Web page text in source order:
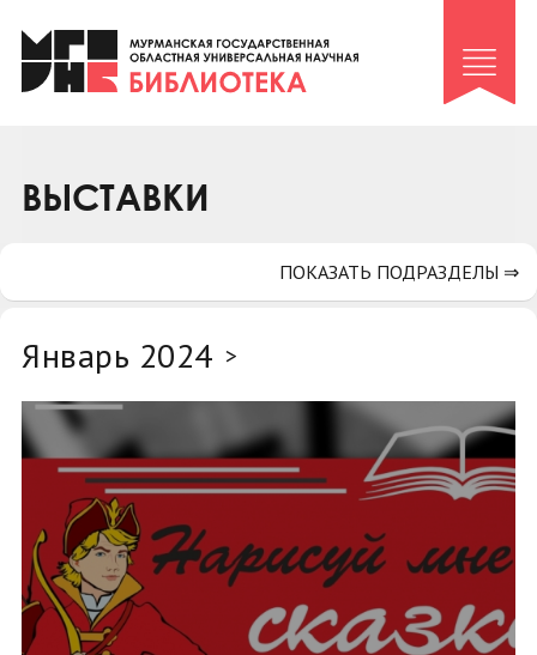
Клуб «Гиря и сельдерей»
Клуб «Семейный архив»
Коллегам
ВЫСТАВКИ
Январь 2024 >
ПОКАЗАТЬ ПОДРАЗДЕЛЫ ⇒